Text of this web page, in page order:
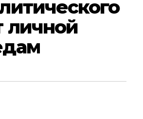
личной